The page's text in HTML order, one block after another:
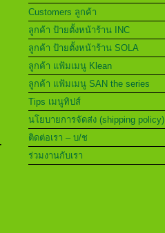
Customers ลูกค้า
ลูกค้า ป้ายตั้งหน้าร้าน INC
ลูกค้า ป้ายตั้งหน้าร้าน SOLA
ลูกค้า แฟ้มเมนู Klean
ลูกค้า แฟ้มเมนู SAN the series
Tips เมนูทิปส์
นโยบายการจัดส่ง (shipping policy)
ติดต่อเรา – บ/ช
ร่วมงานกับเรา